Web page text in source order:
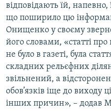
відповідають їй,
що поширило цю
Онищенко у своєму
його словами, «статті
не було в газеті, була
складних рельєфних
звільнений, а
обов’язків іще до виходу
інших причин», – додав